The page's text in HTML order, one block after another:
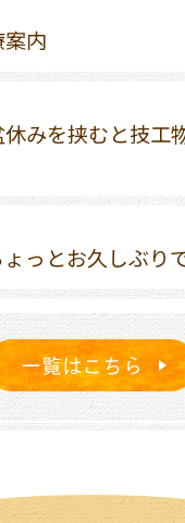
一覧はこちら
内
みを挟むと技工
ょっとお久しぶり
七夕です